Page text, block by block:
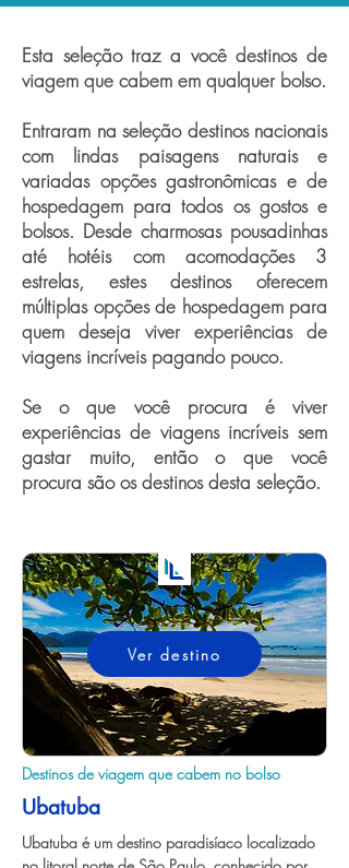
Esta seleção traz a você destinos de
viagem que cabem em qualquer bolso.
Entraram na seleção destinos nacionais
com lindas paisagens naturais e
variadas opções gastronômicas e de
hospedagem para todos os gostos e
bolsos. Desde charmosas pousadinhas
até hotéis com acomodações 3
estrelas, estes destinos oferecem
múltiplas opções de hospedagem para
quem deseja viver experiências de
viagens incríveis pagando pouco.
Se o que você procura é viver
experiências de viagens incríveis sem
gastar muito, então o que você
procura são os destinos desta seleção.
Ver destino
Destinos de viagem que cabem no bolso
Ubatuba
Ubatuba é um destino paradisíaco localizado